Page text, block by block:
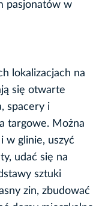
pasjonatów w
lokalizacjach na
się otwarte
spacery i
targowe. Można
w glinie, uszyć
udać się na
sztuki
zin, zbudować